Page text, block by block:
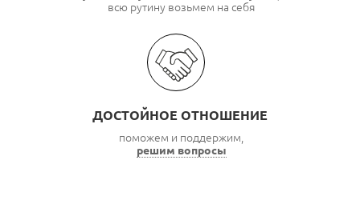
всю рутину возьмем на себя
ДОСТОЙНОЕ ОТНОШЕНИЕ
поможем и поддержим,
решим вопросы